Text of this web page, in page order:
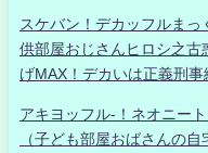
スケバン！デカッフルま
供部屋おじさんヒロシ之古
げMAX！デカいは正義刑事
アキヨッフル-！ネオニー
（子ども部屋おばさんの自